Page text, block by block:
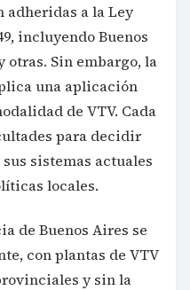
adheridas a la Ley
incluyendo Buenos
otras. Sin embargo, la
una aplicación
de VTV. Cada
para decidir
sistemas actuales
locales.
de Buenos Aires se
con plantas de VTV
y sin la